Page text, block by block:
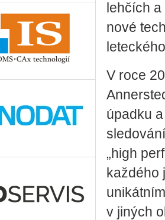
lehčích
nové
V roce
úpadku
„high
každého
v jiných